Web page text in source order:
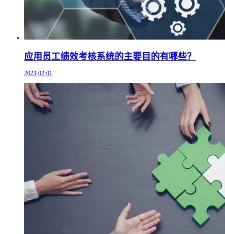
应用员工绩效考核系统的主要目的有哪些？
2023-02-01